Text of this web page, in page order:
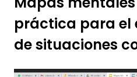
práctica para el
de situaciones